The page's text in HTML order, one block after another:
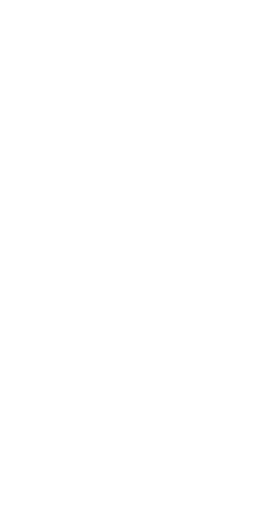
našim kompletním produktovým
střediscích v České republice.
pro zajímavé pozice.​